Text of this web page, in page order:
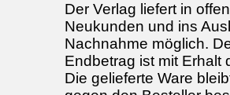
Der Verlag liefert in
Neukunden und ins
Nachnahme möglich.
Endbetrag ist mit Erhalt
Die gelieferte Ware